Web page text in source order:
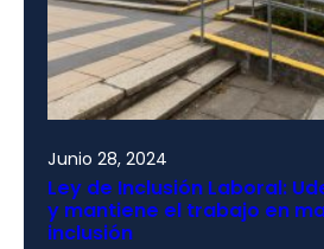
Junio 28, 2024
Ley de Inclusión Laboral:
y mantiene el trabajo en
inclusión